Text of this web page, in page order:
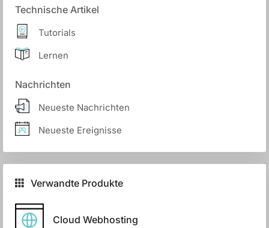
Technische Artikel
Tutorials
Lernen
Nachrichten
Neueste Nachrichten
Neueste Ereignisse
Verwandte Produkte
Cloud Webhosting